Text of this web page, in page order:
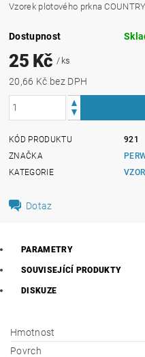
Vzorek plotového prkna
Dostupnost
25 Kč/ ks
20,66 Kč bez DPH
KÓD PRODUKTU
921
ZNAČKA
KATEGORIE
Dotaz
PARAMETRY
SOUVISEJÍCÍ PRODUKTY
DISKUZE
Hmotnost
Povrch